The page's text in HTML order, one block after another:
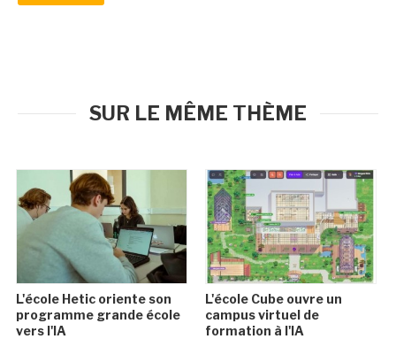
SUR LE MÊME THÈME
L'école Hetic oriente son
programme grande école
vers l'IA
L'école Cube ouvre un
campus virtuel de
formation à l'IA